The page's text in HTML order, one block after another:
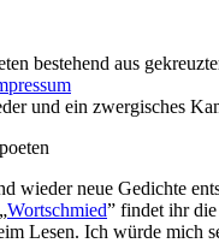
wieder neue Gedichte
Wortschmied” findet ihr
Lesen. Ich würde mich